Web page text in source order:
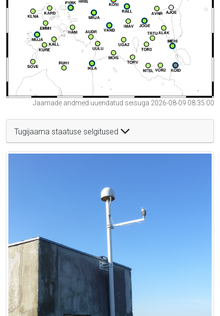
Jaamade andmed uuendatud seisuga 2026-08-09 08:35:00
Tugijaama staatuse selgitused